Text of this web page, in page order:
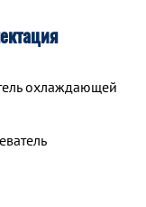
охлаждающей